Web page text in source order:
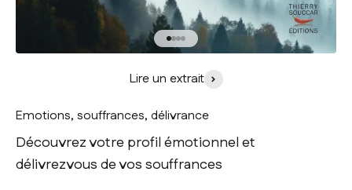
Aller à l'élément 1
Aller à l'élément 2
Aller à l'élément 3
Aller à l'élément 4
Lire un extrait
Emotions, souffrances, délivrance
Découvrez votre profil émotionnel et
délivrezvous de vos souffrances